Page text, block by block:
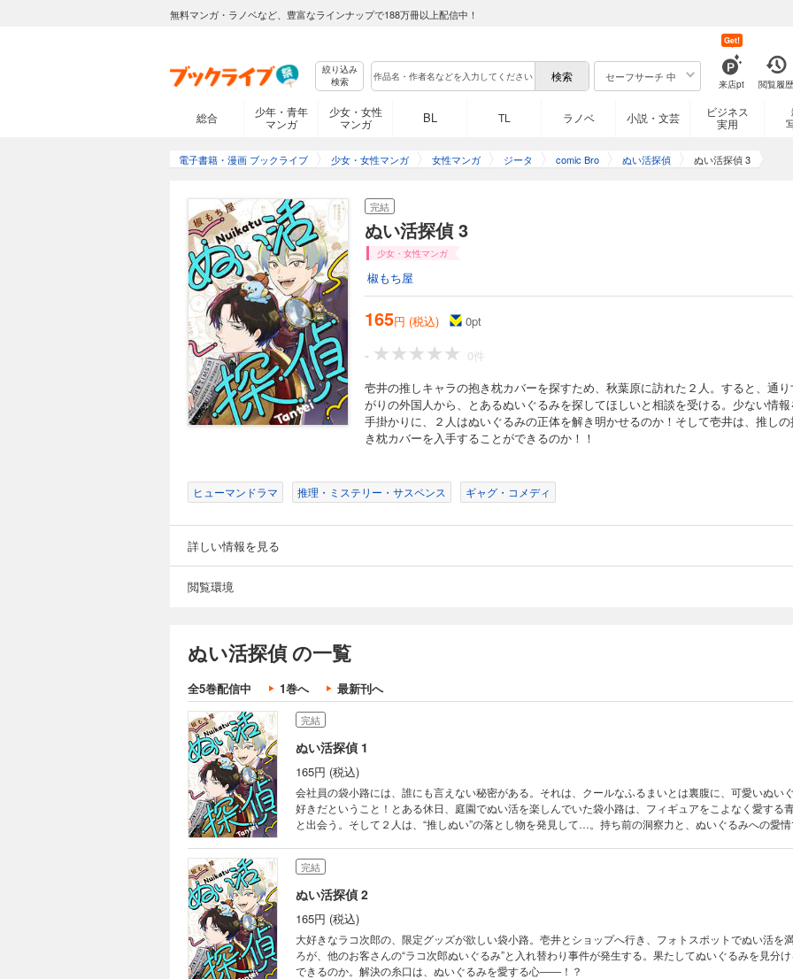
無料マンガ・ラノベなど、豊富なラインナップで188万冊以上配信中！
絞り込み
検索
セーフサーチ 中
来店pt
Get!
閲覧履歴
総合
少年・青年
マンガ
少女・女性
マンガ
BL TL ラノベ 小説・文芸
ビジネス
実用
電子書籍・漫画 ブックライブ 少女・女性マンガ 女性マンガ ジータ comic Bro ぬい活探偵 ぬい活探偵 3
完結
ぬい活探偵 3
少女・女性マンガ
椒もち屋
165円 (税込) 0pt
-
0件
壱井の推しキャラの抱き枕カバーを探すため、秋葉原に訪れた２人。すると、通
がりの外国人から、とあるぬいぐるみを探してほしいと相談を受ける。少ない情
手掛かりに、２人はぬいぐるみの正体を解き明かせるのか！そして壱井は、推し
き枕カバーを入手することができるのか！！
ヒューマンドラマ 推理・ミステリー・サスペンス ギャグ・コメディ
詳しい情報を見る
閲覧環境
ぬい活探偵 の一覧
全5巻配信中 1巻へ 最新刊へ
完結
ぬい活探偵 1
165円 (税込)
会社員の袋小路には、誰にも言えない秘密がある。それは、クールなふるまいとは裏腹に、可愛いぬい
好きだということ！とある休日、庭園でぬい活を楽しんでいた袋小路は、フィギュアをこよなく愛する
と出会う。そして２人は、“推しぬい”の落とし物を発見して…。持ち前の洞察力と、ぬいぐるみへの愛
完結
ぬい活探偵 2
165円 (税込)
大好きなラコ次郎の、限定グッズが欲しい袋小路。壱井とショップへ行き、フォトスポットでぬい活を
ろが、他のお客さんの“ラコ次郎ぬいぐるみ”と入れ替わり事件が発生する。果たしてぬいぐるみを見分
できるのか。解決の糸口は、ぬいぐるみを愛する心――！？